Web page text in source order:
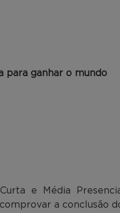
para ganhar o mundo
e Média
a conclusão